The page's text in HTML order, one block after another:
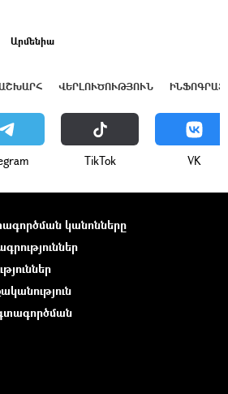
Արմենիա
ՎԵՐԼՈՒԾՈՒԹՅՈՒՆ
ТikТоk VK
կանոնները